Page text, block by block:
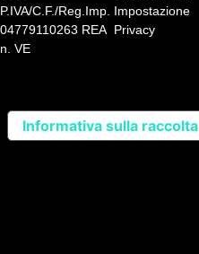
P.IVA/C.F./Reg.Imp.
04779110263 REA
n. VE
Impostazione
Privacy
Informativa sulla raccolta